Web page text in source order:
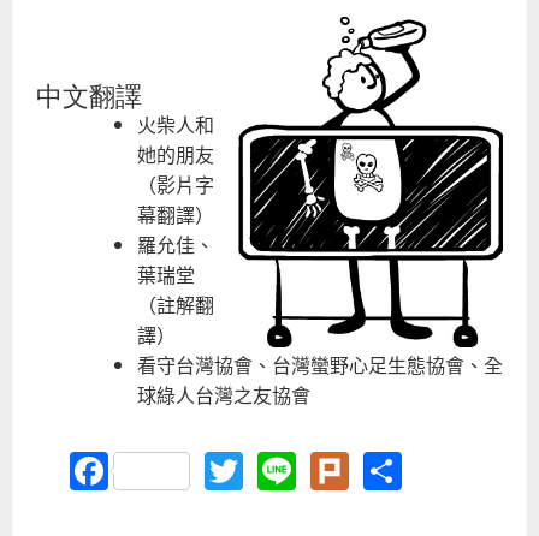
中文翻譯
火柴人和
她的朋友
（影片字
幕翻譯）
羅允佳、
葉瑞堂
（註解翻
譯）
看守台灣協會、台灣蠻野心足生態協會、全
球綠人台灣之友協會
FacebookTwitter
LinePlurk